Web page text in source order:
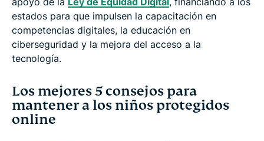
estados para que impulsen la capacitación en
competencias digitales, la educación en
ciberseguridad y la mejora del acceso a la
tecnología.
Los mejores 5 consejos para
mantener a los niños protegidos
online